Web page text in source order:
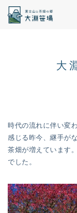
大
時代の流れに伴い変
感じる昨今、継手が
茶畑が増えています
でした。